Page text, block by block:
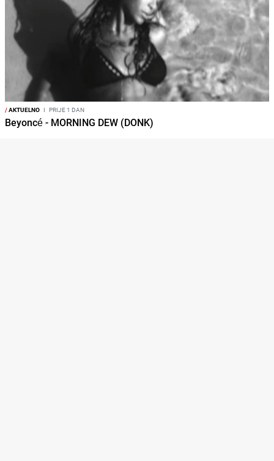
/AKTUELNO I PRIJE 1 DAN
Beyoncé - MORNING DEW (DONK)